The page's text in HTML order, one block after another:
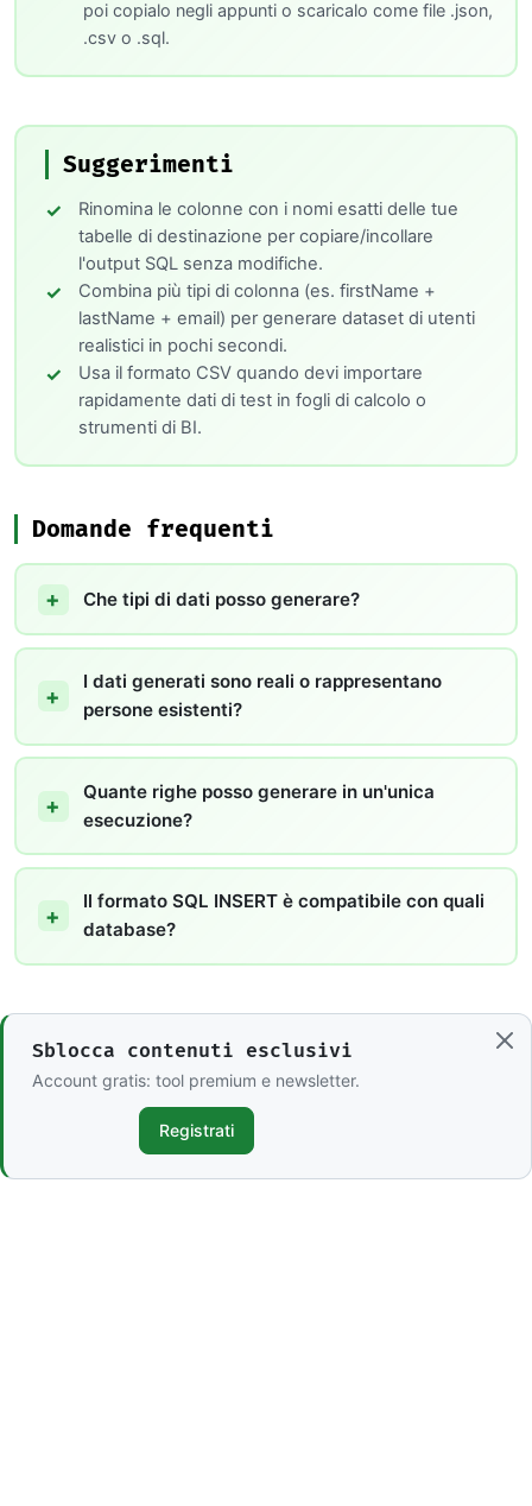
poi copialo negli appunti o scaricalo come file .json,
.csv o .sql.
Suggerimenti
Rinomina le colonne con i nomi esatti delle tue
tabelle di destinazione per copiare/incollare
l'output SQL senza modifiche.
Combina più tipi di colonna (es. firstName +
lastName + email) per generare dataset di utenti
realistici in pochi secondi.
Usa il formato CSV quando devi importare
rapidamente dati di test in fogli di calcolo o
strumenti di BI.
Domande frequenti
Che tipi di dati posso generare?
I dati generati sono reali o rappresentano
persone esistenti?
Quante righe posso generare in un'unica
esecuzione?
Il formato SQL INSERT è compatibile con quali
database?
Sblocca contenuti esclusivi
Account gratis: tool premium e newsletter.
Registrati